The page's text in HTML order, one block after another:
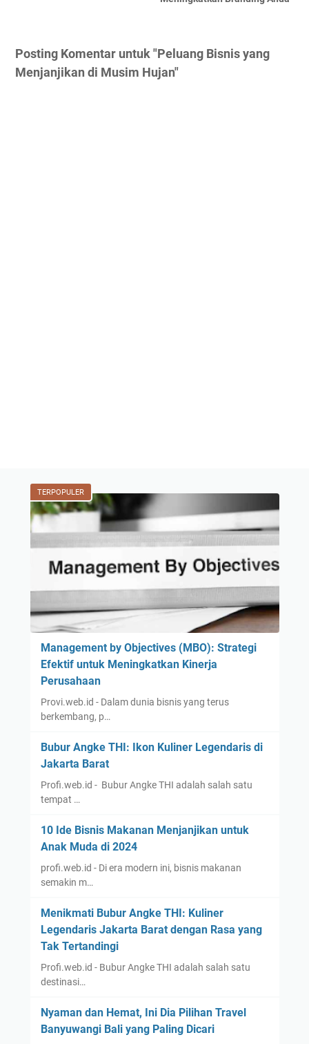
Posting Komentar untuk "Peluang Bisnis yang
Menjanjikan di Musim Hujan"
TERPOPULER
Management by Objectives (MBO): Strategi
Efektif untuk Meningkatkan Kinerja
Perusahaan
Provi.web.id - Dalam dunia bisnis yang terus
berkembang, p…
Bubur Angke THI: Ikon Kuliner Legendaris di
Jakarta Barat
Profi.web.id - Bubur Angke THI adalah salah satu
tempat …
10 Ide Bisnis Makanan Menjanjikan untuk
Anak Muda di 2024
profi.web.id - Di era modern ini, bisnis makanan
semakin m…
Menikmati Bubur Angke THI: Kuliner
Legendaris Jakarta Barat dengan Rasa yang
Tak Tertandingi
Profi.web.id - Bubur Angke THI adalah salah satu
destinasi…
Nyaman dan Hemat, Ini Dia Pilihan Travel
Banyuwangi Bali yang Paling Dicari